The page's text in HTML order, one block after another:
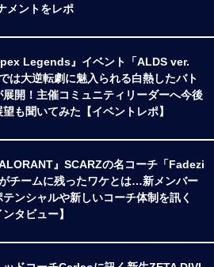
メントをレポ
Legends』イベント「ALDS ver.
は大逆転劇に魅入られる白熱したバト
展開！主催コミュニティリーダーへ今後
望も聞いてみた【イベントレポ】
』SCARZの名コーチ「Fadezi
チームに残ったワケとは…新メンバー
テンシャルや新しいコーチ体制を訊く
ンタビュー】